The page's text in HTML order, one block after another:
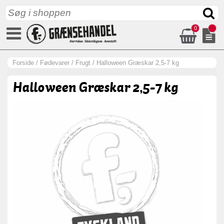
0
Forside / Fødevarer / Frugt / Halloween Græskar 2,5-7 kg
Halloween Græskar 2,5-7 kg